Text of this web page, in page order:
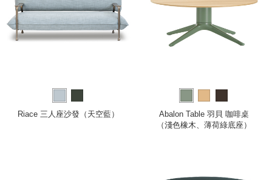
Riace 三人座沙發（天空藍）
Abalon Table 羽貝 咖啡桌
（淺色橡木、薄荷綠底座）